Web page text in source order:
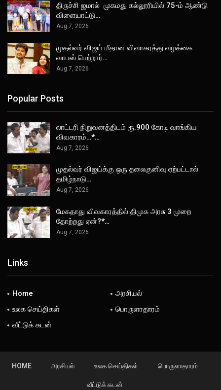
திருச்சி ஜமால் முகமது கல்லூரியில் 75-ம் ஆண்டு
விளையாட்டு…
Aug 7, 2026
முதல்வர் விஜய் மீதான விவாகரத்து வழக்கை
வாபஸ் பெற்றார்…
Aug 7, 2026
Popular Posts
லாட்டரி நிறுவனத்திடம் ரூ.900 கோடி வாங்கிய
விவகாரம்…*…
Aug 7, 2026
முதல்வர் விஜய்க்கு ஒரு தலைகுனிவு ஏற்பட்டால்
தமிழ்நாடு…
Aug 7, 2026
மேகதாது விவகாரத்தில் திமுக அரசு 3 முறை
தோற்றது ஏன்?*…
Aug 7, 2026
Links
Home
அரசியல்
உலக செய்திகள்
பொருளாதாரம்
வீட்டுக் கடன்
HOME அரசியல் உலக செய்திகள் பொருளாதாரம்
வீட்டுக் கடன்